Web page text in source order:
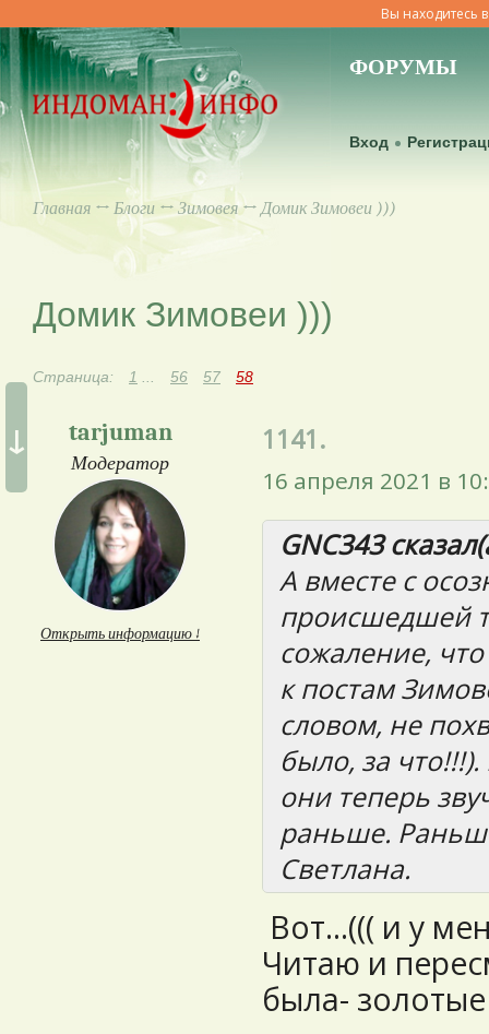
Вы находитесь
ФОРУМЫ
Вход
Главная ↔ Блоги ↔Зимовея↔ Домик Зимовеи )))
↓
Домик Зимовеи )))
Страница: 1 56 57 58
tarjuman
Модератор
Открыть информацию ↓
1141.
16 апреля 2021 в
GNC343
А вместе с
происшедшей
сожаление,
к постам
словом, не
было, за
они теперь
раньше.
Светлана.
Вот...((( и у
Читаю и
была-